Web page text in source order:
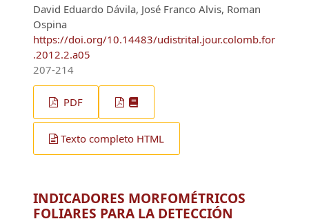
David Eduardo Dávila, José Franco Alvis, Roman
Ospina
https://doi.org/10.14483/udistrital.jour.colomb.for
.2012.2.a05
207-214
PDF
Texto completo HTML
INDICADORES MORFOMÉTRICOS
FOLIARES PARA LA DETECCIÓN